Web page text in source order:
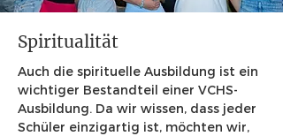
Spiritualität
Auch die spirituelle Ausbildung ist ein
wichtiger Bestandteil einer VCHS-
Ausbildung. Da wir wissen, dass jeder
Schüler einzigartig ist, möchten wir,